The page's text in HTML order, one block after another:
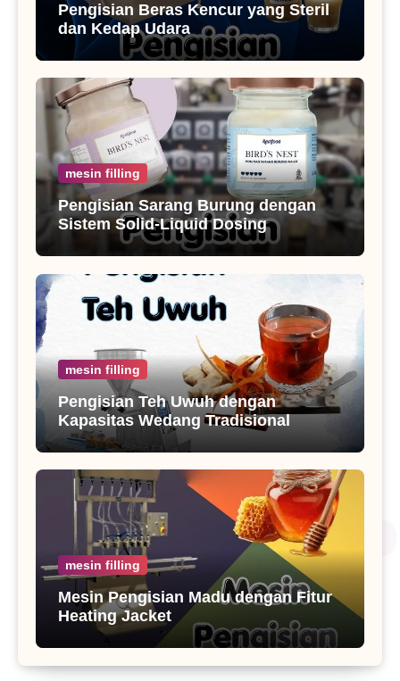
Pengisian Beras Kencur yang Steril
dan Kedap Udara
mesin filling
Pengisian Sarang Burung dengan
Sistem Solid-Liquid Dosing
mesin filling
Pengisian Teh Uwuh dengan
Kapasitas Wedang Tradisional
mesin filling
Mesin Pengisian Madu dengan Fitur
Heating Jacket